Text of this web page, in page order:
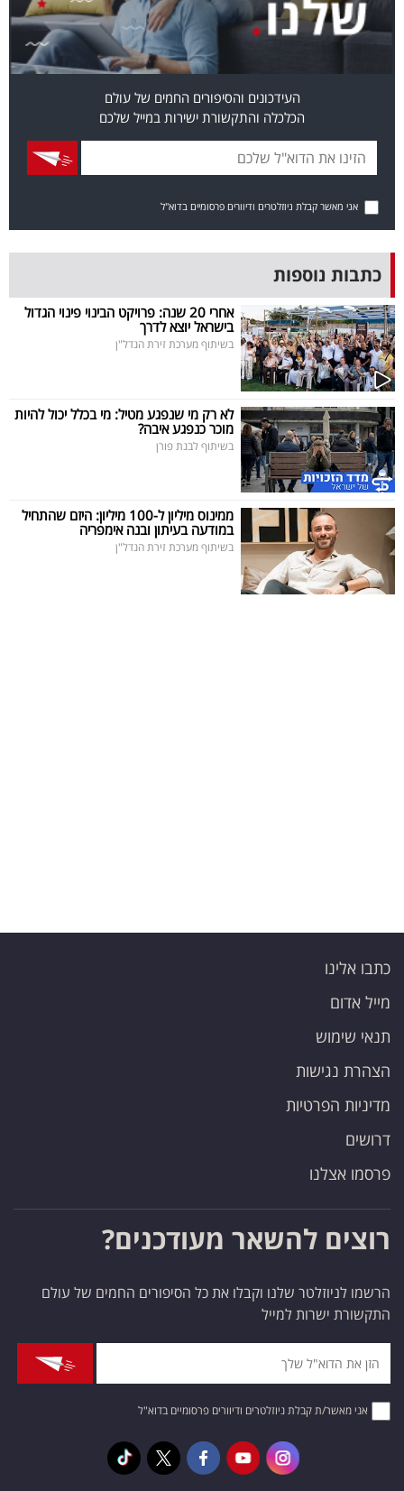
תיירות
הכלכלי
פודקאסט
UNDER
40
שיתופי
פעולה
דרושים
ניוזלטרים
מייל
העידכונים והסיפורים החמים של עולם
הכלכלה והתקשורת ישירות במייל שלכם
אני מאשר קבלת ניוזלטרים ודיוורים פרסומיים בדוא"ל
כתבות נוספות
אחרי 20 שנה: פרויקט הבינוי פינוי הגדול
בישראל יוצא לדרך
בשיתוף מערכת זירת הנדל"ן
לא רק מי שנפגע מטיל: מי בכלל יכול להיות
מוכר כנפגע איבה?
בשיתוף לבנת פורן
ממינוס מיליון ל-100 מיליון: היזם שהתחיל
במודעה בעיתון ובנה אימפריה
בשיתוף מערכת זירת הנדל"ן
כתבו אלינו
מייל אדום
תנאי שימוש
הצהרת נגישות
מדיניות הפרטיות
דרושים
פרסמו אצלנו
רוצים להשאר מעודכנים?
הרשמו לניוזלטר שלנו וקבלו את כל הסיפורים החמים של עולם
התקשורת ישרות למייל
אני מאשר/ת קבלת ניוזלטרים ודיוורים פרסומיים בדוא"ל